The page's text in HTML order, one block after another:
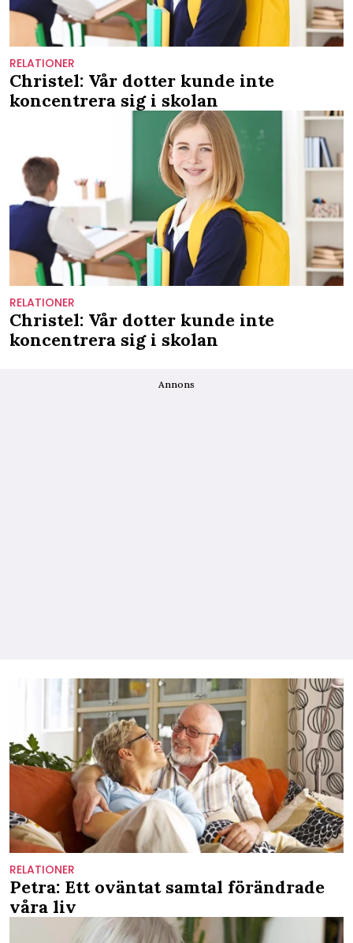
RELATIONER
Christel: Vår dotter kunde inte
koncentrera sig i skolan
RELATIONER
Christel: Vår dotter kunde inte
koncentrera sig i skolan
Annons
RELATIONER
Petra: Ett oväntat samtal förändrade
våra liv